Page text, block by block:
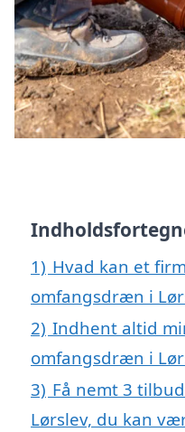
1) Hvad kan et
omfangsdræn i
2) Indhent altid
omfangsdræn i
3) Få nemt 3
Lørslev, du kan